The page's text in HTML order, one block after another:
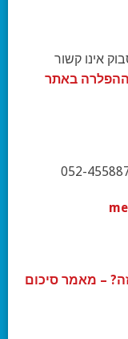
אינו קשור
ההפלרה באתר
– מאמר סיכום